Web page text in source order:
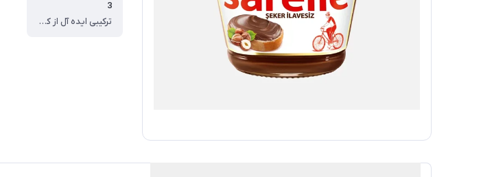
3
ترکیبی ایده آل از کاکائو و فندق